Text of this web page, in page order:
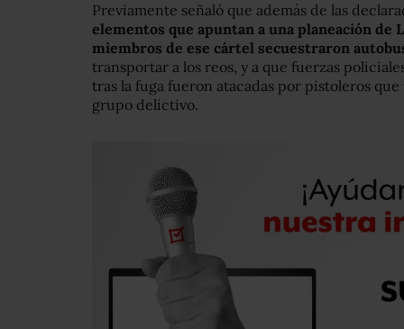
Previamente señaló que además de las
elementos que apuntan a una planeación de
miembros de ese cártel secuestraron
transportar a los reos, y a que fuerzas
tras la fuga fueron atacadas por pistoleros
grupo delictivo.